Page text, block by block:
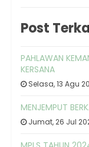
Post
PAHLAWAN
KERSANA
Selasa, 13 Agu
MENJEMPUT
Jumat, 26 Jul